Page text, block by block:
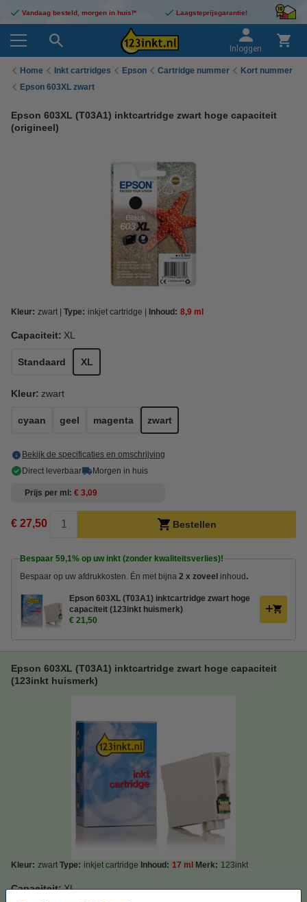
Vandaag besteld, morgen in huis!* Laagsteprijsgarantie!
Inloggen
Home Inkt cartridges Epson Cartridge nummer
Kort nummer
Epson 603XL zwart
Epson 603XL (T03A1) inktcartridge zwart hoge capaciteit
(origineel)
Kleur: zwart Type: inkjet cartridge Inhoud: 8,9 ml
Capaciteit: XL
Standaard XL
Kleur: zwart
cyaan geel magenta zwart
Bekijk de specificaties en omschrijving
Direct leverbaar
Morgen in huis
Prijs per ml € 3,09
€ 27,50 Bestellen
Bespaar 59,1% op uw inkt (zonder kwaliteitsverlies)!
Bespaar op uw afdrukkosten. Én met bijna 2 x zoveel inhoud .
Epson 603XL (T03A1) inktcartridge zwart hoge
capaciteit (123inkt huismerk)
€ 21,50
Epson 603XL (T03A1) inktcartridge zwart hoge capaciteit
(123inkt huismerk)
Kleur: zwart Type: inkjet cartridge Inhoud: 17 ml Merk: 123inkt
Capaciteit:XL